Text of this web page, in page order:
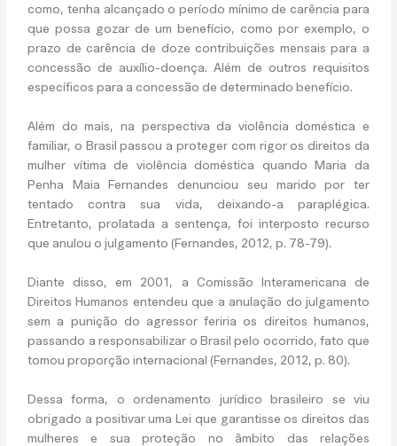
como, tenha alcançado o período mínimo de carência para
que possa gozar de um benefício, como por exemplo, o
prazo de carência de doze contribuições mensais para a
concessão de auxílio-doença. Além de outros requisitos
específicos para a concessão de determinado benefício.
Além do mais, na perspectiva da violência doméstica e
familiar, o Brasil passou a proteger com rigor os direitos da
mulher vítima de violência doméstica quando Maria da
Penha Maia Fernandes denunciou seu marido por ter
tentado contra sua vida, deixando-a paraplégica.
Entretanto, prolatada a sentença, foi interposto recurso
que anulou o julgamento (Fernandes, 2012, p. 78-79).
Diante disso, em 2001, a Comissão Interamericana de
Direitos Humanos entendeu que a anulação do julgamento
sem a punição do agressor feriria os direitos humanos,
passando a responsabilizar o Brasil pelo ocorrido, fato que
tomou proporção internacional (Fernandes, 2012, p. 80).
Dessa forma, o ordenamento jurídico brasileiro se viu
obrigado a positivar uma Lei que garantisse os direitos das
mulheres e sua proteção no âmbito das relações